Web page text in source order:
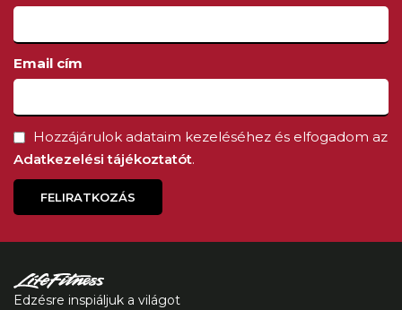
Email cím
Hozzájárulok adataim kezeléséhez és elfogadom az
Adatkezelési tájékoztatót.
FELIRATKOZÁS
Edzésre inspiáljuk a világot